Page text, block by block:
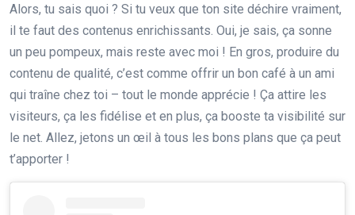
Alors, tu sais quoi ? Si tu veux que ton site déchire vraiment,
il te faut des contenus enrichissants. Oui, je sais, ça sonne
un peu pompeux, mais reste avec moi ! En gros, produire du
contenu de qualité, c’est comme offrir un bon café à un ami
qui traîne chez toi – tout le monde apprécie ! Ça attire les
visiteurs, ça les fidélise et en plus, ça booste ta visibilité sur
le net. Allez, jetons un œil à tous les bons plans que ça peut
t’apporter !